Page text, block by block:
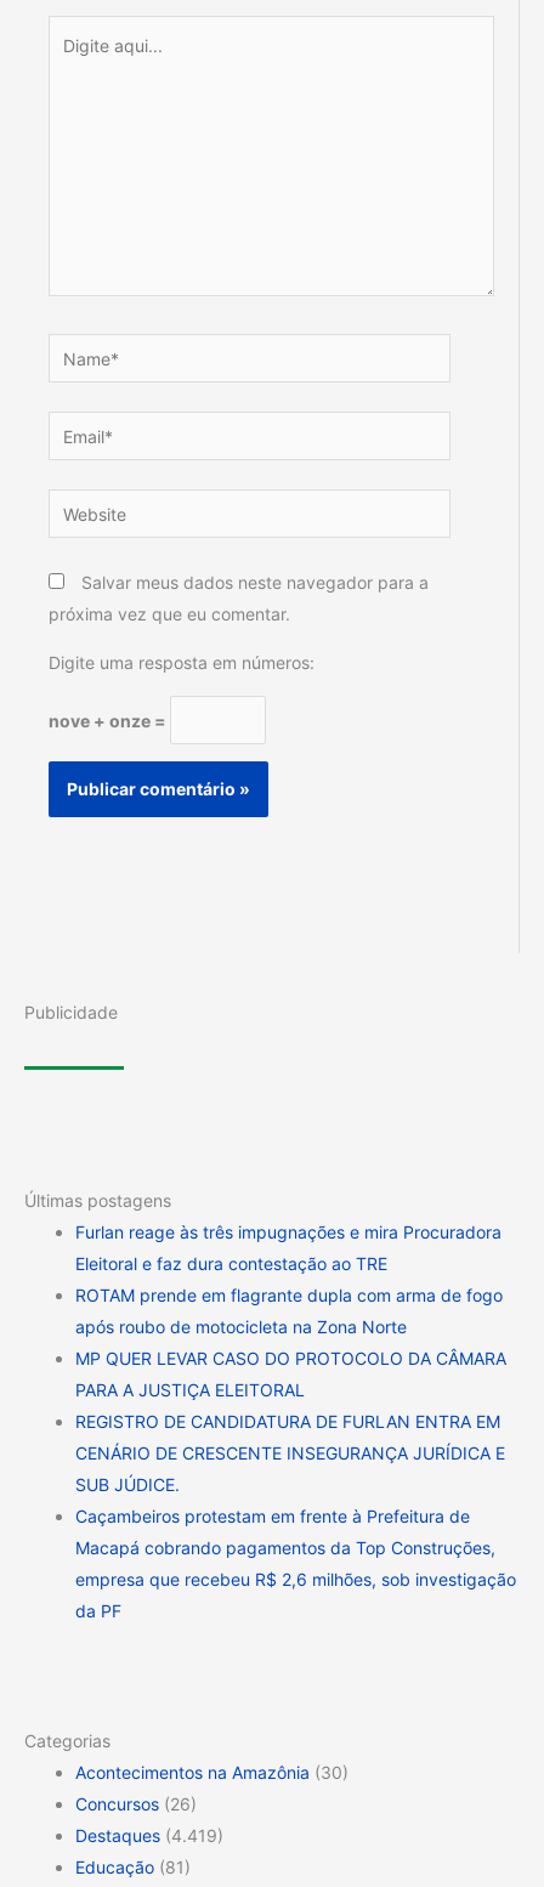
aqui...
Email*
Website
Salvar meus dados neste navegador para a
próxima vez que eu comentar.
Digite uma resposta em números:
nove + onze =
Publicidade
Últimas postagens
Furlan reage às três impugnações e mira Procuradora
Eleitoral e faz dura contestação ao TRE
ROTAM prende em flagrante dupla com arma de fogo
após roubo de motocicleta na Zona Norte
MP QUER LEVAR CASO DO PROTOCOLO DA CÂMARA
PARA A JUSTIÇA ELEITORAL
REGISTRO DE CANDIDATURA DE FURLAN ENTRA EM
CENÁRIO DE CRESCENTE INSEGURANÇA JURÍDICA E
SUB JÚDICE.
Caçambeiros protestam em frente à Prefeitura de
Macapá cobrando pagamentos da Top Construções,
empresa que recebeu R$ 2,6 milhões, sob investigação
da PF
Categorias
Acontecimentos na Amazônia (30)
Concursos (26)
Destaques (4.419)
Educação (81)